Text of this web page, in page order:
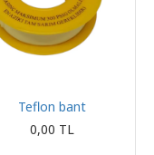
Teflon bant
0,00 TL